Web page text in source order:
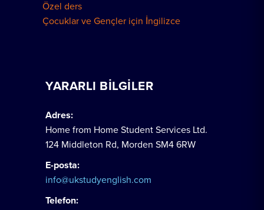
Özel ders
Çocuklar ve Gençler için İngilizce
YARARLI BILGILER
Adres:
Home from Home Student Services Ltd.
124 Middleton Rd, Morden SM4 6RW
E-posta:
info@ukstudyenglish.com
Telefon: